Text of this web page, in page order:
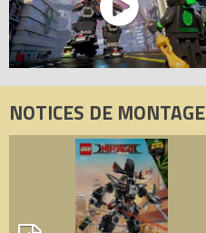
NOTICES DE MONTAGE